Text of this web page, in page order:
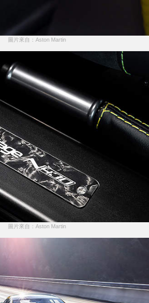
圖片來自：Aston Martin
圖片來自：Aston Martin